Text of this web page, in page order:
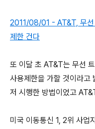
2011/08/01 - AT&T, 무선
제한 건다
또 이달 초 AT&T는 무선
사용제한을 가할 것이라
저 시행한 방법이었고
미국 이동통신 1, 2위 사업